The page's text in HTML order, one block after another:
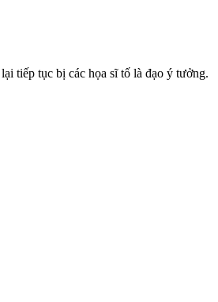
tiếp tục bị các họa sĩ tố là đạo ý tưởng.